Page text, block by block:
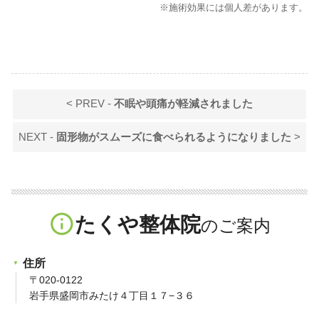
※施術効果には個人差があります。
< PREV - 不眠や頭痛が軽減されました
NEXT - 固形物がスムーズに食べられるようになりました >
info_outlineたくや整体院
住所
〒020-0122
岩手県盛岡市みたけ４丁目１７−３６